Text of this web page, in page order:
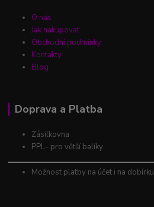
O nás
Jak nakupovat
Obchodní podmínky
Kontakty
Blog
Doprava a Platba
Zásilkovna
PPL- pro větší balíky
Možnost platby na účet i na dobírku